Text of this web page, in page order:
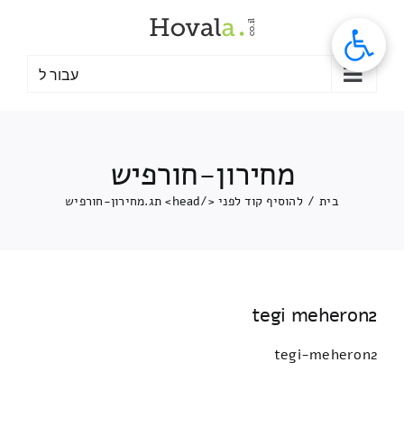
עבור ל
מחירון-חורפיש
בית / להוסיף קוד לפני </head> תג. מחירון-חורפיש
tegi meheron2
tegi-meheron2